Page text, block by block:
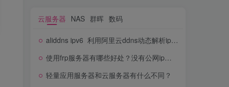
云服务器 NAS 群晖 数码
aliddns ipv6_利用阿里云ddns动态解析ipv6地址
使用frp服务器有哪些好处？没有公网ip如何实现frp服务器功能？
轻量应用服务器和云服务器有什么不同？
NAS 群晖 数码